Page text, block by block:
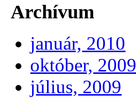
Archívum
január, 2010
október, 2009
július, 2009